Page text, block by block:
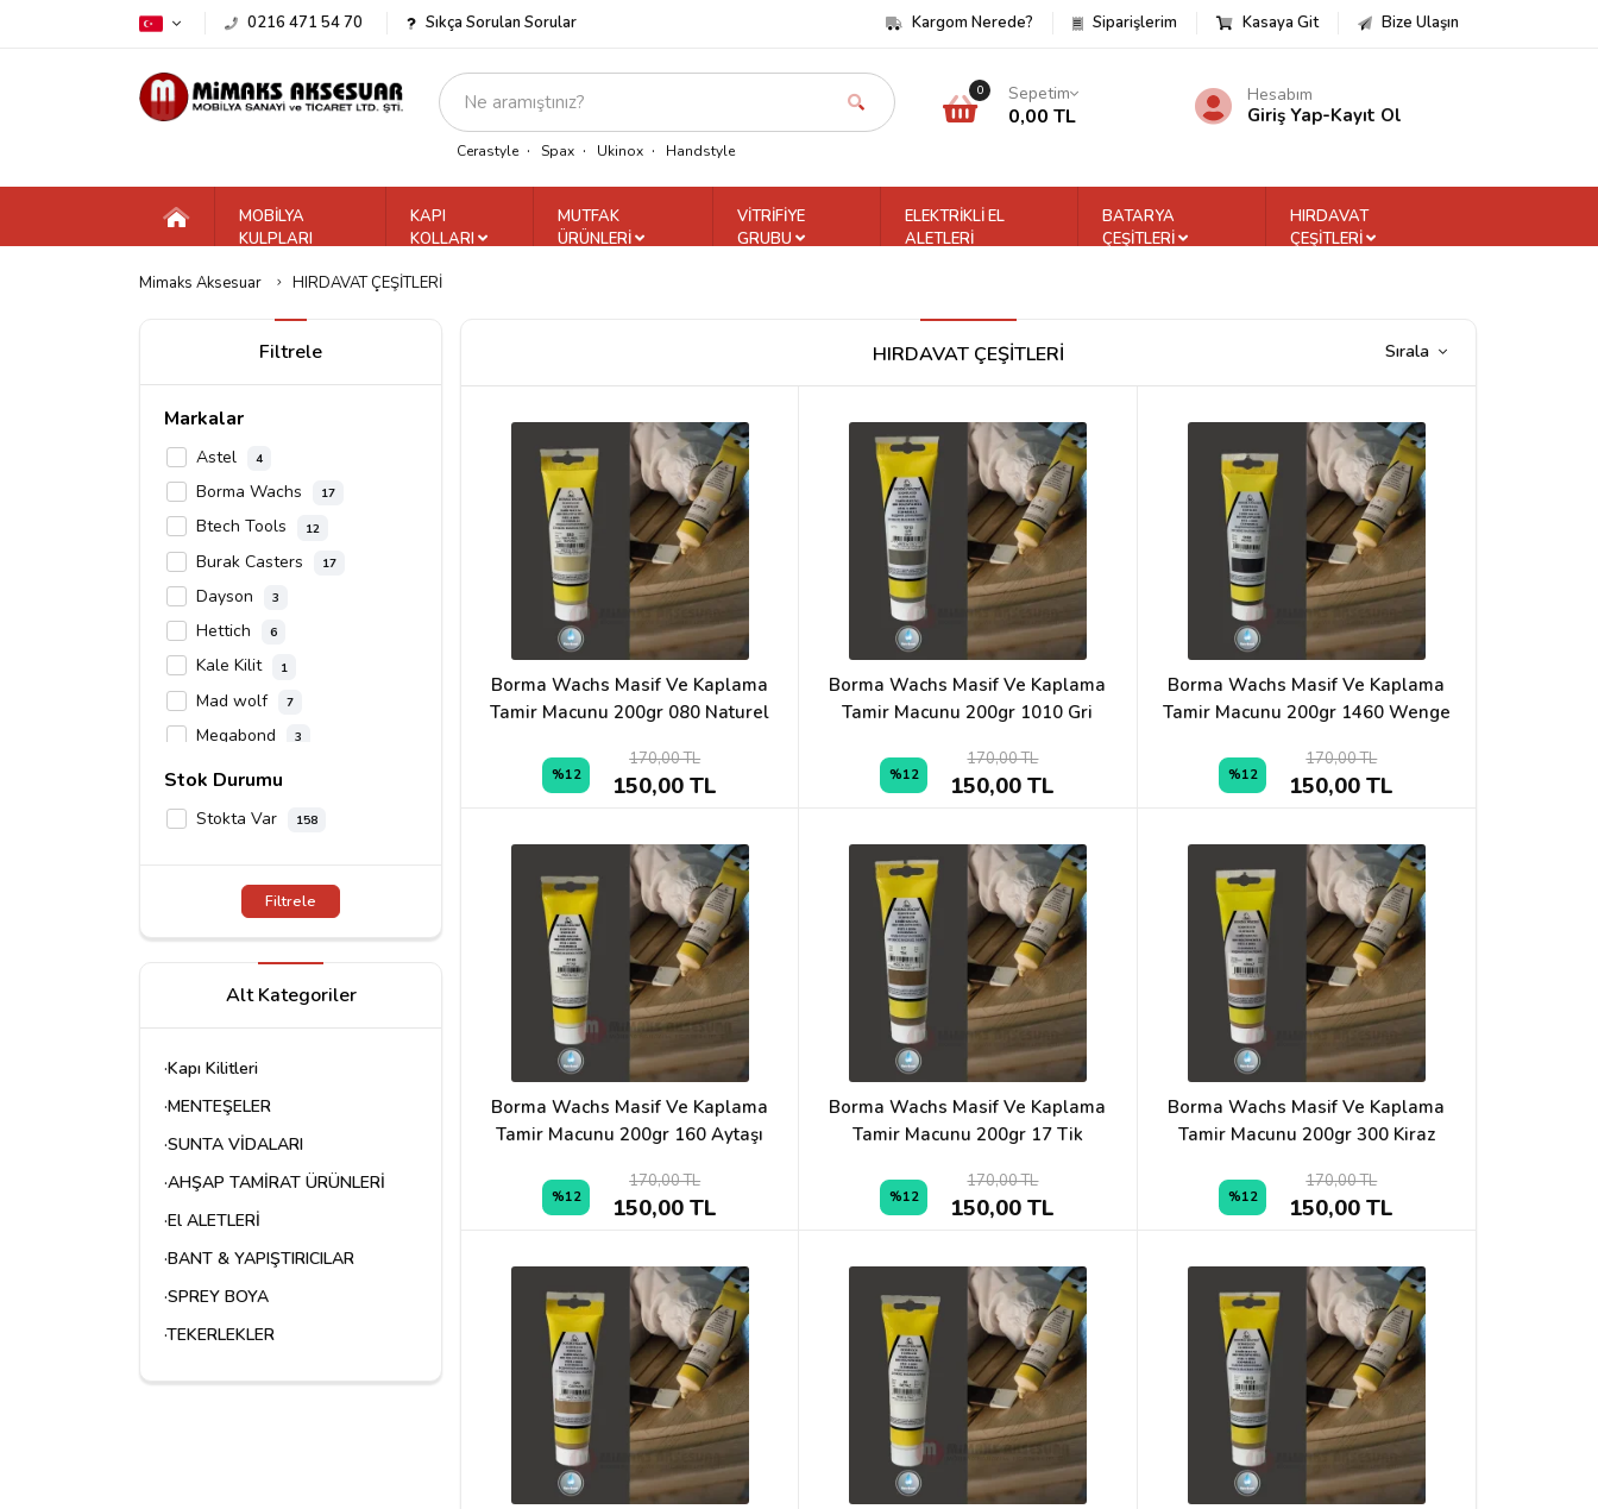
0216 471 54 70 Sıkça Sorulan Sorular Kargom Nerede? Siparişlerim Kasaya Git Bize Ulaşın
Cerastyle Spax Ukinox Handstyle
0 Sepetim
0,00 TL
Hesabım
Giriş Yap-Kayıt Ol
MOBİLYA
KULPLARI
KAPI
KOLLARI
MUTFAK
ÜRÜNLERİ
VİTRİFİYE
GRUBU
ELEKTRİKLİ EL
ALETLERİ
BATARYA
ÇEŞİTLERİ
HIRDAVAT
ÇEŞİTLERİ
Mimaks Aksesuar HIRDAVAT ÇEŞİTLERİ
Filtrele
Markalar
Astel 4
Borma Wachs 17
Btech Tools 12
Burak Casters 17
Dayson 3
Hettich 6
Kale Kilit 1
Mad wolf 7
Megabond 3
Milwaukee
Soudal 11
Spax 40
Stok Durumu
Stokta Var 158
Filtrele
Alt Kategoriler
·Kapı Kilitleri
·MENTEŞELER
·SUNTA VİDALARI
·AHŞAP TAMİRAT ÜRÜNLERİ
·El ALETLERİ
·BANT & YAPIŞTIRICILAR
·SPREY BOYA
·TEKERLEKLER
HIRDAVAT ÇEŞİTLERİ Sırala
Borma Wachs Masif Ve Kaplama
Tamir Macunu 200gr 080 Naturel
%12
170,00 TL
150,00 TL
Borma Wachs Masif Ve Kaplama
Tamir Macunu 200gr 1010 Gri
%12
170,00 TL
150,00 TL
Borma Wachs Masif Ve Kaplama
Tamir Macunu 200gr 1460 Wenge
%12
170,00 TL
150,00 TL
Borma Wachs Masif Ve Kaplama
Tamir Macunu 200gr 160 Aytaşı
%12
170,00 TL
150,00 TL
Borma Wachs Masif Ve Kaplama
Tamir Macunu 200gr 17 Tik
%12
170,00 TL
150,00 TL
Borma Wachs Masif Ve Kaplama
Tamir Macunu 200gr 300 Kiraz
%12
170,00 TL
150,00 TL